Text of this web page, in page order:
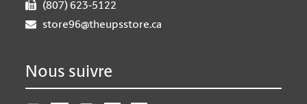
(807) 623-5122
store96@theupsstore.ca
Nous suivre